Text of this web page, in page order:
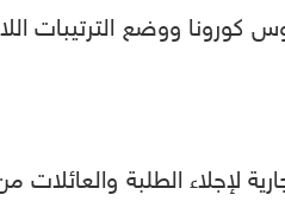
كورونا ووضع الترتيبات
لإجلاء الطلبة والعائلات